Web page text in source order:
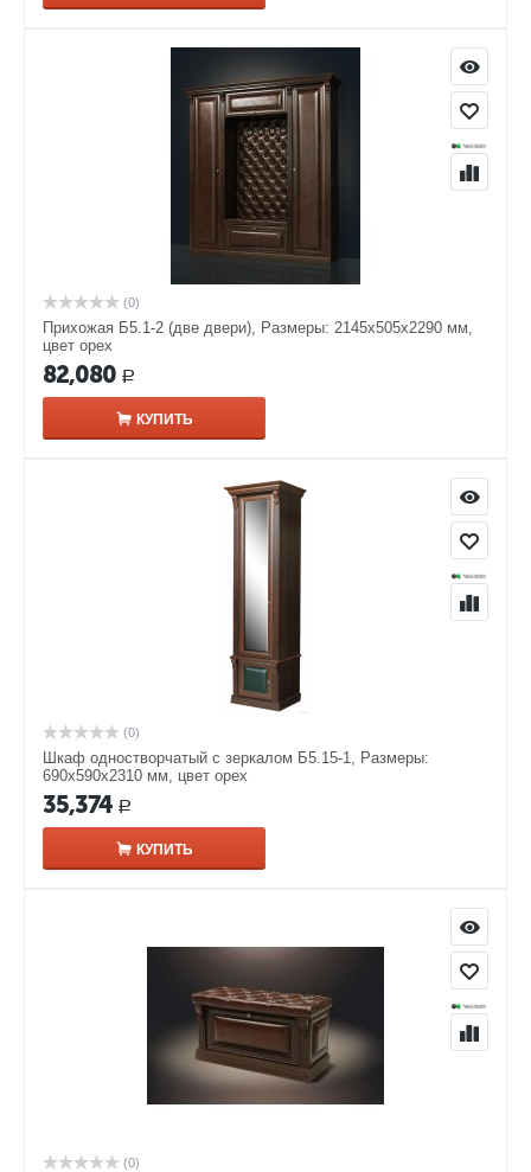
(0)
Прихожая Б5.1-2 (две двери), Размеры: 2145х505х2290 мм,
цвет орех
82,080 Р
КУПИТЬ
(0)
Шкаф одностворчатый с зеркалом Б5.15-1, Размеры:
690х590х2310 мм, цвет орех
35,374 Р
КУПИТЬ
(0)